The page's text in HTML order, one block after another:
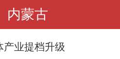
内蒙古
产业提档升级